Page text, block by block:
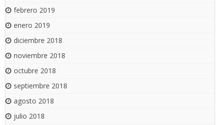
febrero 2019
enero 2019
diciembre 2018
noviembre 2018
octubre 2018
septiembre 2018
agosto 2018
julio 2018